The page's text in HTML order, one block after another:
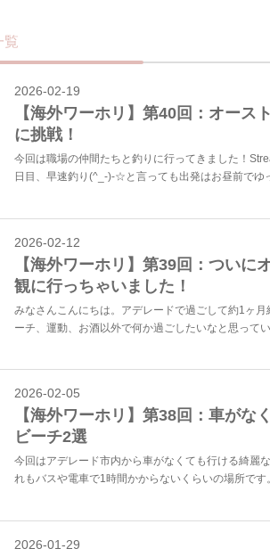
覧
2026-02-19
【海外ワーホリ】第40回：オース
に挑戦！
今回は職場の仲間たちと釣りに行ってきました！
日目、早速釣り(^_-)-☆と言っても出発はお昼前でゆ
2026-02-12
【海外ワーホリ】第39回：ついに
観に行っちゃいました！
みなさんこんにちは。アデレードで過ごして約1ヶ
ーチ、運動、お酒以外で何か過ごしたいなと思って
2026-02-05
【海外ワーホリ】第38回：車がな
ビーチ2選
今回はアデレード市内から車がなくても行ける綺麗
れもバスや電車で1時間かからないくらいの場所です
2026-01-29